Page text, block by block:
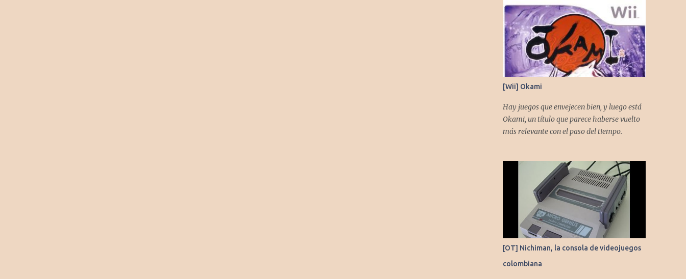
[Wii] Okami
Hay juegos que envejecen bien, y luego está
Okami, un título que parece haberse vuelto
más relevante con el paso del tiempo.
[OT] Nichiman, la consola de videojuegos
colombiana